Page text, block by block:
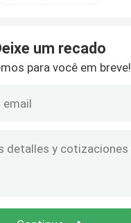
do lipo
de 48V LiFePO4
um recado
para você em breve!